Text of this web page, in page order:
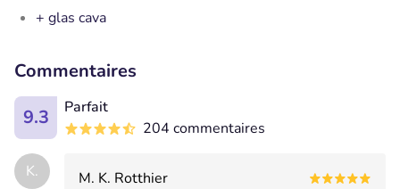
+ glas cava
Commentaires
9.3
Parfait
204 commentaires
K. M. K. Rotthier